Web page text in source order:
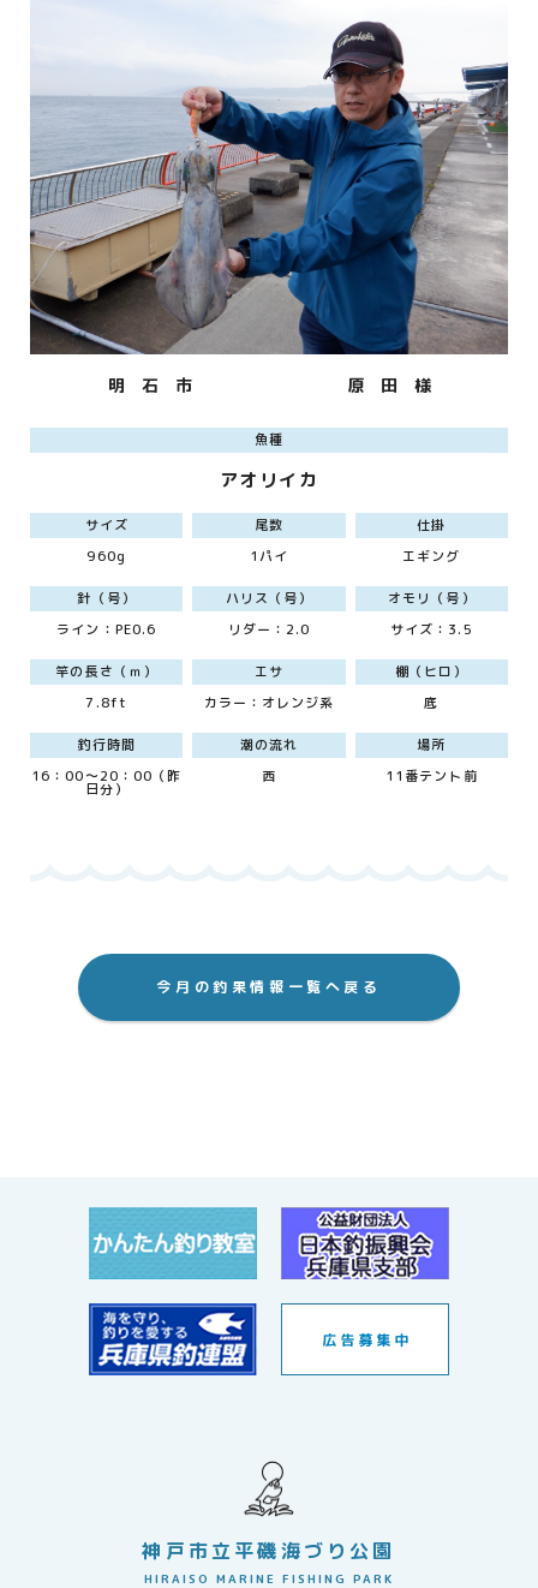
明 石 市 原 田 様
魚種
アオリイカ
サイズ
960g
尾数
1パイ
仕掛
エギング
針（号）
ライン：PE0.6
ハリス（号）
リダー：2.0
オモリ（号）
サイズ：3.5
竿の長さ（ｍ）
7.8ft
エサ
カラー：オレンジ系
棚（ヒロ）
底
釣行時間
16：00～20：00（昨
日分）
潮の流れ
西
場所
11番テント前
今月の釣果情報一覧へ戻る
神戸市立平磯海づり公園
HIRAISO MARINE FISHING PARK